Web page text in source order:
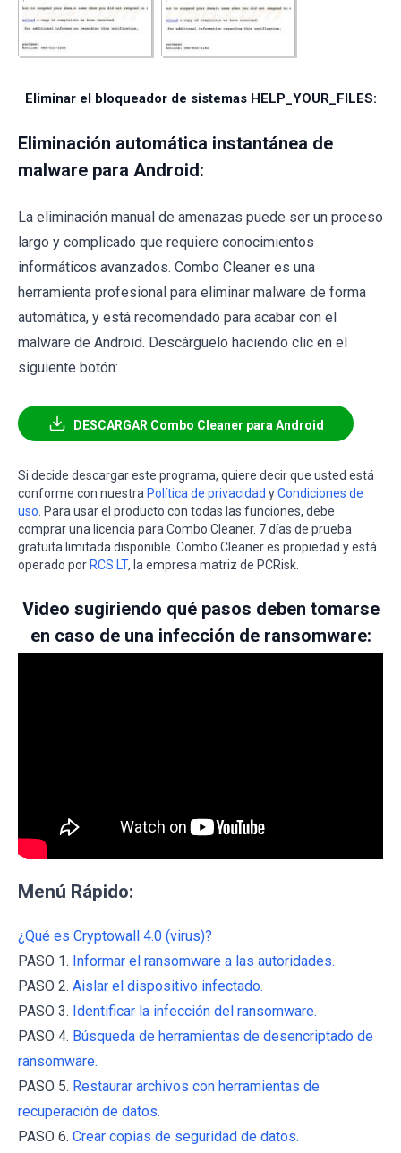
Eliminar el bloqueador de sistemas HELP_YOUR_FILES:
Eliminación automática instantánea de
malware para Android:
La eliminación manual de amenazas puede ser un proceso
largo y complicado que requiere conocimientos
informáticos avanzados. Combo Cleaner es una
herramienta profesional para eliminar malware de forma
automática, y está recomendado para acabar con el
malware de Android. Descárguelo haciendo clic en el
siguiente botón:
DESCARGAR Combo Cleaner para Android
Si decide descargar este programa, quiere decir que usted está
conforme con nuestra Política de privacidad yCondiciones de
uso. Para usar el producto con todas las funciones, debe
comprar una licencia para Combo Cleaner. 7 días de prueba
gratuita limitada disponible. Combo Cleaner es propiedad y está
operado por RCS LT, la empresa matriz de PCRisk.
Video sugiriendo qué pasos deben tomarse
en caso de una infección de ransomware:
Menú Rápido:
¿Qué es Cryptowall 4.0 (virus)?
PASO 1. Informar el ransomware a las autoridades.
PASO 2. Aislar el dispositivo infectado.
PASO 3. Identificar la infección del ransomware.
PASO 4. Búsqueda de herramientas de desencriptado de
ransomware.
PASO 5. Restaurar archivos con herramientas de
recuperación de datos.
PASO 6. Crear copias de seguridad de datos.